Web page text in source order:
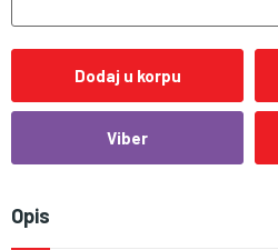
Dodaj u korpu
Viber
Opis